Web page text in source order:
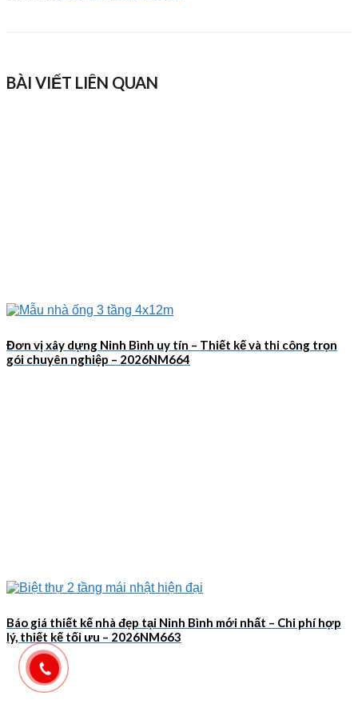
BÀI VIẾT LIÊN QUAN
Đơn vị xây dựng Ninh Bình uy tín – Thiết kế và thi công trọn
gói chuyên nghiệp – 2026NM664
Báo giá thiết kế nhà đẹp tại Ninh Bình mới nhất – Chi phí hợp
lý, thiết kế tối ưu – 2026NM663